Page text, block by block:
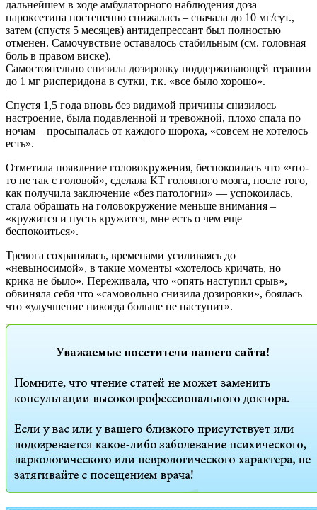
дальнейшем в ходе амбулаторного наблюдения доза
пароксетина постепенно снижалась – сначала до 10 мг/сут.,
затем (спустя 5 месяцев) антидепрессант был полностью
отменен. Самочувствие оставалось стабильным (см. головная
боль в правом виске).
Самостоятельно снизила дозировку поддерживающей терапии
до 1 мг рисперидона в сутки, т.к. «все было хорошо».
Спустя 1,5 года вновь без видимой причины снизилось
настроение, была подавленной и тревожной, плохо спала по
ночам – просыпалась от каждого шороха, «совсем не хотелось
есть».
Отметила появление головокружения, беспокоилась что «что-
то не так с головой», сделала КТ головного мозга, после того,
как получила заключение «без патологии» — успокоилась,
стала обращать на головокружение меньше внимания –
«кружится и пусть кружится, мне есть о чем еще
беспокоиться».
Тревога сохранялась, временами усиливаясь до
«невыносимой», в такие моменты «хотелось кричать, но
крика не было». Переживала, что «опять наступил срыв»,
обвиняла себя что «самовольно снизила дозировки», боялась
что «улучшение никогда больше не наступит».